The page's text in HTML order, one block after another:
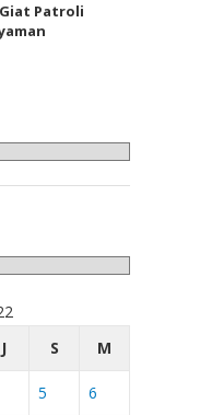
Patroli
J S M
5 6